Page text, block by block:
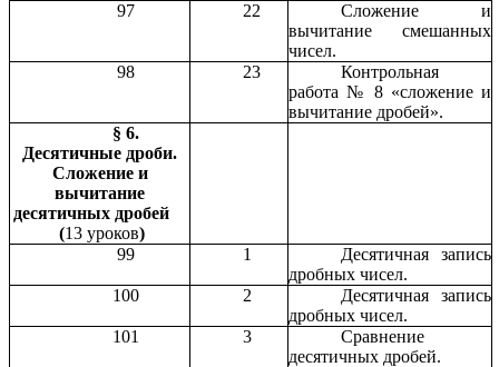
97
22
Сложение и
вычитание смешанных
чисел.
98
23
Контрольная
работа № 8 «сложение и
вычитание дробей».
§ 6.
Десятичные дроби.
Сложение и
вычитание
десятичных дробей
(13 уроков)
99
1
Десятичная запись
дробных чисел.
100
2
Десятичная запись
дробных чисел.
101
3
Сравнение
десятичных дробей.